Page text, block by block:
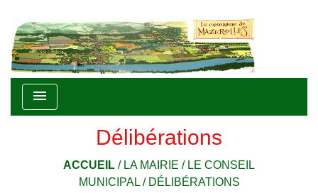
menu
Délibérations
ACCUEIL / LA MAIRIE / LE CONSEIL
MUNICIPAL/ DÉLIBÉRATIONS